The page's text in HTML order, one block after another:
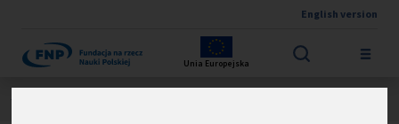
English version
Unia Europejska